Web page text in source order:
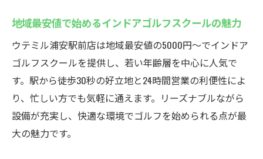
混雑を避けてゆったり練習できるポイント
時間に縛られないゴルフレッスンの新常識
地域最安値で始める！ウテミルのインドアゴル
フレッスン
地域最安値インドアゴルフスクールで賢く
スタート
低価格でも質の高いゴルフレッスンを実現
地域最安値で始めるインドアゴルフスクールの魅力
ウテミル浦安駅前店は地域最安値の5000円〜でインドア
ゴルフスクールを提供し、若い年齢層を中心に人気で
す。駅から徒歩30秒の好立地と24時間営業の利便性によ
り、忙しい方でも気軽に通えます。リーズナブルながら
設備が充実し、快適な環境でゴルフを始められる点が最
大の魅力です。